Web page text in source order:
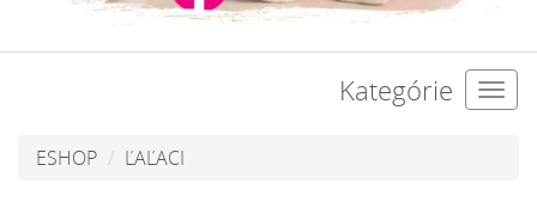
Kategórie
ESHOP ĽAĽACI